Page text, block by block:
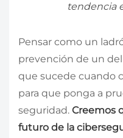
tendencia
Pensar como un
prevención de un
que sucede cuando
para que ponga a
seguridad. Creemos
futuro de la